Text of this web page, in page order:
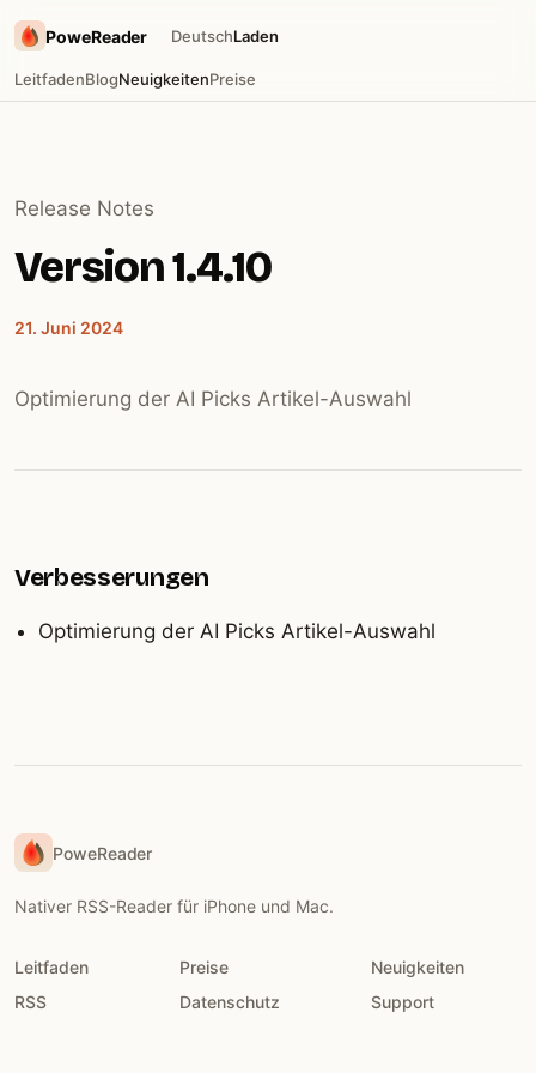
PoweReader
LeitfadenBlogNeuigkeitenPreise
DeutschLaden
Release Notes
Version 1.4.10
21. Juni 2024
Optimierung der AI Picks Artikel-Auswahl
Verbesserungen
Optimierung der AI Picks Artikel-Auswahl
PoweReader
Nativer RSS-Reader für iPhone und Mac.
Leitfaden Preise
Neuigkeiten
RSS
Datenschutz Support